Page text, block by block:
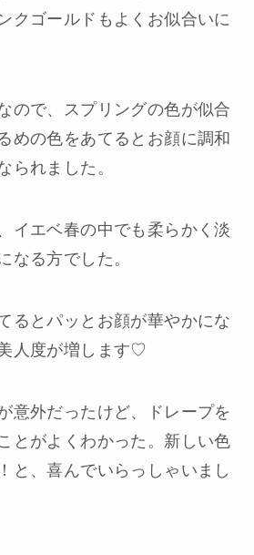
クゴールドもよくお似合いに
ので、スプリングの色が似合
めの色をあてるとお顔に調和
られました。
イエベ春の中でも柔らかく淡
なる方でした。
るとパッとお顔が華やかにな
人度が増します♡
意外だったけど、ドレープを
とがよくわかった。新しい色
と、喜んでいらっしゃいまし